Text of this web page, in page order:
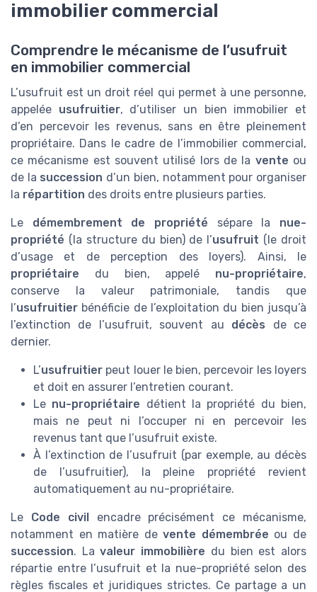
immobilier commercial
Comprendre le mécanisme de l’usufruit
en immobilier commercial
L’usufruit est un droit réel qui permet à une personne,
appelée usufruitier, d’utiliser un bien immobilier et
d’en percevoir les revenus, sans en être pleinement
propriétaire. Dans le cadre de l’immobilier commercial,
ce mécanisme est souvent utilisé lors de la vente ou
de la succession d’un bien, notamment pour organiser
la répartition des droits entre plusieurs parties.
Le démembrement de propriété sépare la nue-
propriété (la structure du bien) de l’usufruit (le droit
d’usage et de perception des loyers). Ainsi, le
propriétaire du bien, appelé nu-propriétaire,
conserve la valeur patrimoniale, tandis que
l’usufruitier bénéficie de l’exploitation du bien jusqu’à
l’extinction de l’usufruit, souvent au décès de ce
dernier.
L’usufruitier peut louer le bien, percevoir les loyers
et doit en assurer l’entretien courant.
Le nu-propriétaire détient la propriété du bien,
mais ne peut ni l’occuper ni en percevoir les
revenus tant que l’usufruit existe.
À l’extinction de l’usufruit (par exemple, au décès
de l’usufruitier), la pleine propriété revient
automatiquement au nu-propriétaire.
Le Code civilencadre précisément ce mécanisme,
notamment en matière devente démembrée ou de
succession. Lavaleur immobilière du bien est alors
répartie entre l’usufruit et la nue-propriété selon des
règles fiscales et juridiques strictes. Ce partage a un